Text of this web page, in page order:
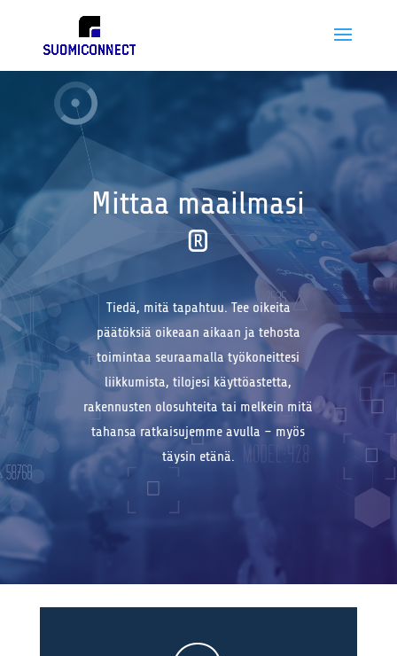
Mittaa maailmasi
®
Tiedä, mitä tapahtuu. Tee oikeita
päätöksiä oikeaan aikaan ja tehosta
toimintaa seuraamalla työkoneittesi
liikkumista, tilojesi käyttöastetta,
rakennusten olosuhteita tai melkein mitä
tahansa ratkaisujemme avulla – myös
täysin etänä.